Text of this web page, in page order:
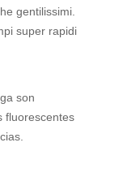
gentilissimi.
super rapidi
son
fluorescentes